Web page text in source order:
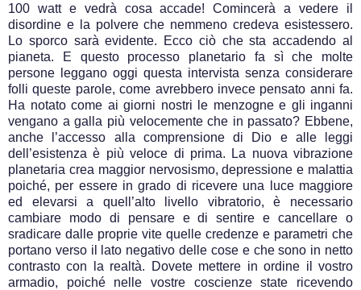
100 watt e vedrà cosa accade! Comincerà a vedere il
disordine e la polvere che nemmeno credeva esistessero.
Lo sporco sarà evidente. Ecco ciò che sta accadendo al
pianeta. E questo processo planetario fa sì che molte
persone leggano oggi questa intervista senza considerare
folli queste parole, come avrebbero invece pensato anni fa.
Ha notato come ai giorni nostri le menzogne e gli inganni
vengano a galla più velocemente che in passato? Ebbene,
anche l’accesso alla comprensione di Dio e alle leggi
dell’esistenza è più veloce di prima. La nuova vibrazione
planetaria crea maggior nervosismo, depressione e malattia
poiché, per essere in grado di ricevere una luce maggiore
ed elevarsi a quell’alto livello vibratorio, è necessario
cambiare modo di pensare e di sentire e cancellare o
sradicare dalle proprie vite quelle credenze e parametri che
portano verso il lato negativo delle cose e che sono in netto
contrasto con la realtà. Dovete mettere in ordine il vostro
armadio, poiché nelle vostre coscienze state ricevendo